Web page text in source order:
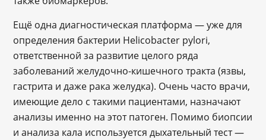
Ещё одна диагностическая платформа — уже для
определения бактерии Helicobacter pylori,
ответственной за развитие целого ряда
заболеваний желудочно-кишечного тракта (язвы,
гастрита и даже рака желудка). Очень часто врачи,
имеющие дело с такими пациентами, назначают
анализы именно на этот патоген. Помимо биопсии
и анализа кала используется дыхательный тест —